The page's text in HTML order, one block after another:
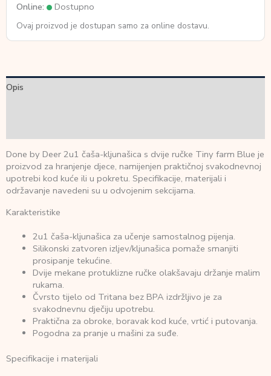
Online:
Dostupno
Ovaj proizvod je dostupan samo za online dostavu.
Opis
Done by Deer 2u1 čaša-kljunašica s dvije ručke Tiny farm Blue je
proizvod za hranjenje djece, namijenjen praktičnoj svakodnevnoj
upotrebi kod kuće ili u pokretu. Specifikacije, materijali i
održavanje navedeni su u odvojenim sekcijama.
Karakteristike
2u1 čaša-kljunašica za učenje samostalnog pijenja.
Silikonski zatvoren izljev/kljunašica pomaže smanjiti
prosipanje tekućine.
Dvije mekane protuklizne ručke olakšavaju držanje malim
rukama.
Čvrsto tijelo od Tritana bez BPA izdržljivo je za
svakodnevnu dječiju upotrebu.
Praktična za obroke, boravak kod kuće, vrtić i putovanja.
Pogodna za pranje u mašini za suđe.
Specifikacije i materijali